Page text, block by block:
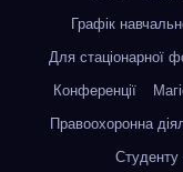
Графік
Для стаціонарної
Конференції
Правоохоронна
Студенту